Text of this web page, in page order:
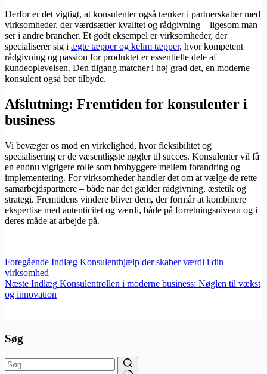
Derfor er det vigtigt, at konsulenter også tænker i partnerskaber med
virksomheder, der værdsætter kvalitet og rådgivning – ligesom man
ser i andre brancher. Et godt eksempel er virksomheder, der
specialiserer sig i ægte tæpper og kelim tæpper, hvor kompetent
rådgivning og passion for produktet er essentielle dele af
kundeoplevelsen. Den tilgang matcher i høj grad det, en moderne
konsulent også bør tilbyde.
Afslutning: Fremtiden for konsulenter i
business
Vi bevæger os mod en virkelighed, hvor fleksibilitet og
specialisering er de væsentligste nøgler til succes. Konsulenter vil få
en endnu vigtigere rolle som brobyggere mellem forandring og
implementering. For virksomheder handler det om at vælge de rette
samarbejdspartnere – både når det gælder rådgivning, æstetik og
strategi. Fremtidens vindere bliver dem, der formår at kombinere
ekspertise med autenticitet og værdi, både på forretningsniveau og i
deres måde at arbejde på.
Foregående Indlæg Konsulenthjælp der skaber værdi i din
virksomhed
Næste Indlæg Konsulentrollen i moderne business: Nøglen til vækst
og innovation
Søg